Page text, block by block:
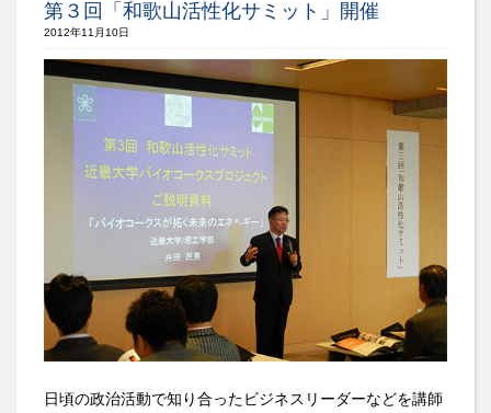
第３回「和歌山活性化サミット」開催
2012年11月10日
日頃の政治活動で知り合ったビジネスリーダーなどを講師